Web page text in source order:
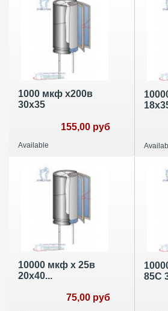
1000 мкф х200в
30х35
155,00 руб
Available
10000 мкф х 25в
20х40...
75,00 руб
85С